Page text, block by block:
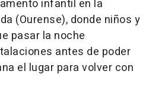
infantil en la
(Ourense), donde niños y
pasar la noche
antes de poder
el lugar para volver con